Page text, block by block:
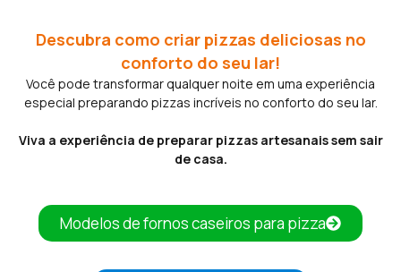
Descubra como criar pizzas deliciosas no
conforto do seu lar!
Você pode transformar qualquer noite em uma experiência
especial preparando pizzas incríveis no conforto do seu lar.
Viva a experiência de preparar pizzas artesanais sem sair
de casa.
Modelos de fornos caseiros para pizza